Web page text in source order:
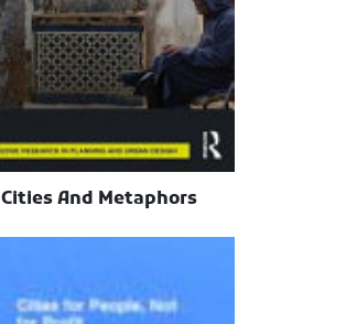
Cities And Metaphors